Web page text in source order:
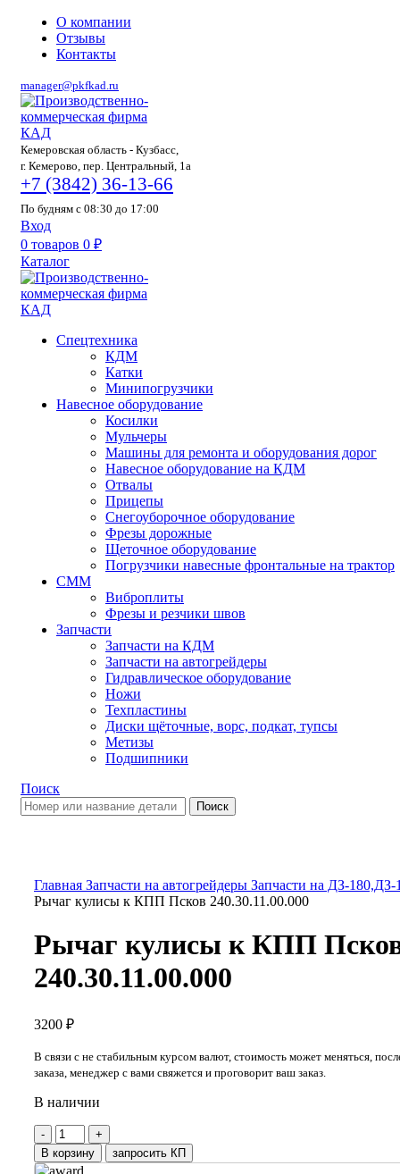
О компании
Отзывы
Контакты
manager@pkfkad.ru
Кемеровская область - Кузбасс,
г. Кемерово, пер. Центральный, 1а
+7 (3842) 36-13-66
По будням с 08:30 до 17:00
Вход
0 товаров 0 ₽
Каталог
Спецтехника
КДМ
Катки
Минипогрузчики
Навесное оборудование
Косилки
Мульчеры
Машины для ремонта и оборудования дорог
Навесное оборудование на КДМ
Отвалы
Прицепы
Снегоуборочное оборудование
Фрезы дорожные
Щеточное оборудование
Погрузчики навесные фронтальные на трактор
СММ
Виброплиты
Фрезы и резчики швов
Запчасти
Запчасти на КДМ
Запчасти на автогрейдеры
Гидравлическое оборудование
Ножи
Техпластины
Диски щёточные, ворс, подкат, тупсы
Метизы
Подшипники
Поиск
Поиск
Главная Запчасти на автогрейдеры Запчасти на ДЗ-
Рычаг кулисы к КПП Псков 240.30.11.00.000
Рычаг кулисы к КПП
240.30.11.00.000
3200 ₽
В связи с не стабильным курсом валют, стоимость может меняться,
заказа, менеджер с вами свяжется и проговорит ваш заказ.
В наличии
Количество
товара
Рычаг
В корзину запросить КП